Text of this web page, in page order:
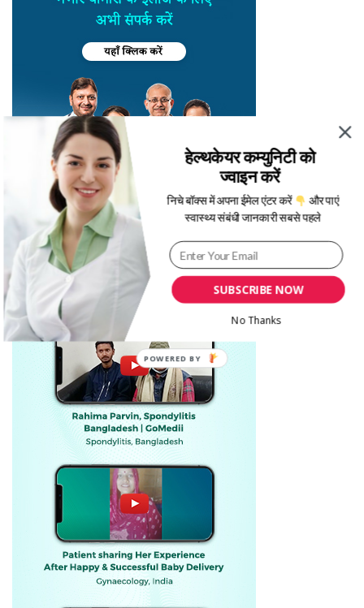
SUBSCRIBE NOW
हेल्थकेयर कम्युनिटी को
ज्वाइन करें
निचे बॉक्स में अपना ईमेल एंटर करें और पाएं
स्वास्थ्य संबंधी जानकारी सबसे पहले
No Thanks
POWERED BY